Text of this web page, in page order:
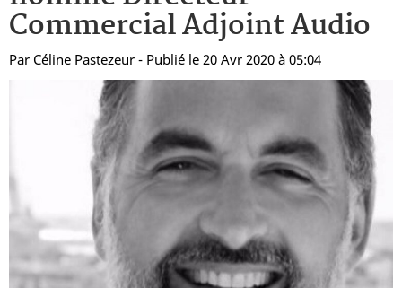
Commercial Adjoint Audio
Par Céline Pastezeur - Publié le 20 Avr 2020 à 05:04